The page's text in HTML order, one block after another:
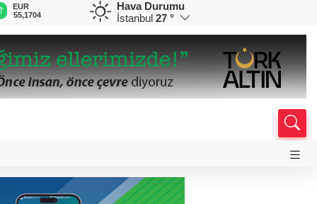
55,1704
64,4128
CHF
59,0519
Hava Durumu
İstanbul 27 °